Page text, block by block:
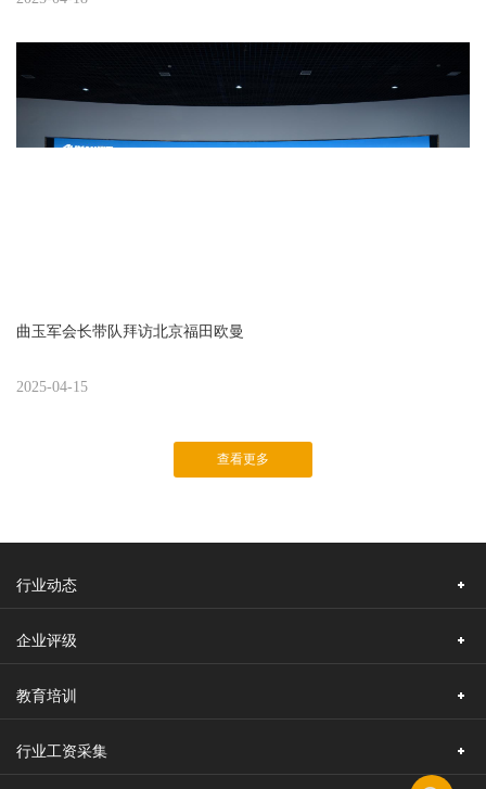
曲玉军会长带队拜访北京福田欧曼
2025-04-15
查看更多
行业动态
企业评级
教育培训
行业工资采集